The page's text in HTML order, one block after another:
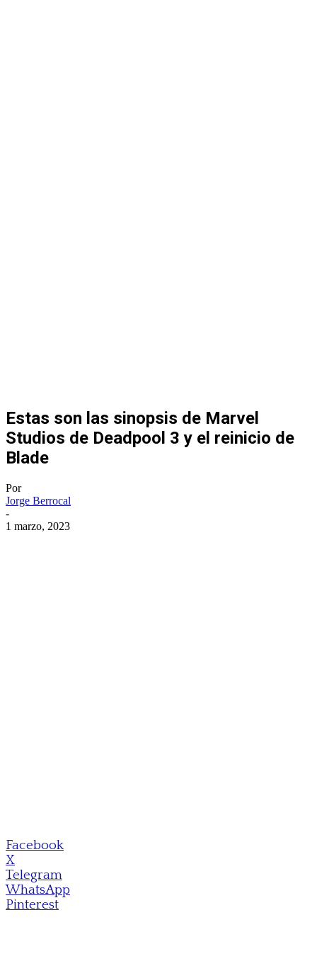
Estas son las sinopsis de Marvel
Studios de Deadpool 3 y el reinicio de
Blade
Por
Jorge Berrocal
-
1 marzo, 2023
Facebook
X
Telegram
WhatsApp
Pinterest